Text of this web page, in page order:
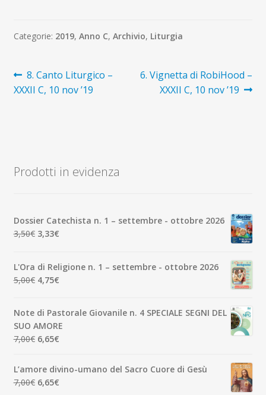
Categorie: 2019, Anno C, Archivio, Liturgia
Navigazione
articoli
Articolo
precedente:
8. Canto Liturgico –
XXXII C, 10 nov ’19
Articolo
successivo:
6. Vignetta di RobiHood –
XXXII C, 10 nov ’19
Prodotti in evidenza
Dossier Catechista n. 1 – settembre - ottobre 2026
3,50€ Il
era:
3,50€.
3,33€Il
è:
3,33€.
L'Ora di Religione n. 1 – settembre - ottobre 2026
5,00€ Il
era:
5,00€.
4,75€Il
è:
4,75€.
Note di Pastorale Giovanile n. 4 SPECIALE SEGNI DEL
SUO AMORE
7,00€ Il
originale
era:
6,65€Il
attuale
è:
L’amore divino-umano del Sacro Cuore di Gesù
7,00€ Il
6,65€Il